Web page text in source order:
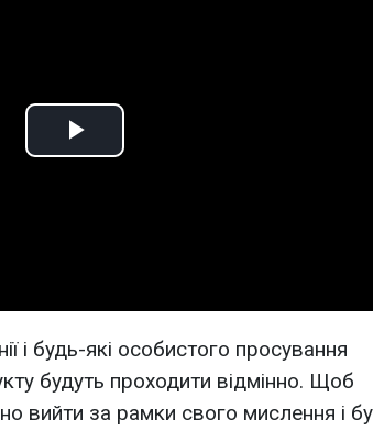
Play
і будь-які особистого просування
будуть проходити відмінно. Щоб
вийти за рамки свого мислення і